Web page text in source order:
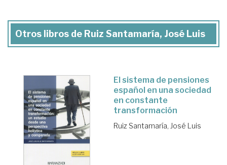
Otros libros de Ruiz Santamaría, José Luis
El sistema de pensiones
español en una sociedad
en constante
transformación
Ruiz Santamaría, José Luis